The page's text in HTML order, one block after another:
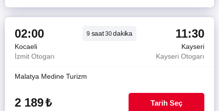
02:00 9 saat30dakika 11:30
Kocaeli
Kayseri
İzmit Otogarı
Kayseri Otogarı
Malatya Medine Turizm
2 189₺ Tarih Seç